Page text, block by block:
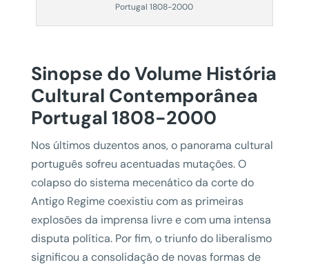
Portugal 1808-2000
Sinopse do Volume História
Cultural Contemporânea
Portugal 1808-2000
Nos últimos duzentos anos, o panorama cultural
português sofreu acentuadas mutações. O
colapso do sistema mecenático da corte do
Antigo Regime coexistiu com as primeiras
explosões da imprensa livre e com uma intensa
disputa política. Por fim, o triunfo do liberalismo
significou a consolidação de novas formas de